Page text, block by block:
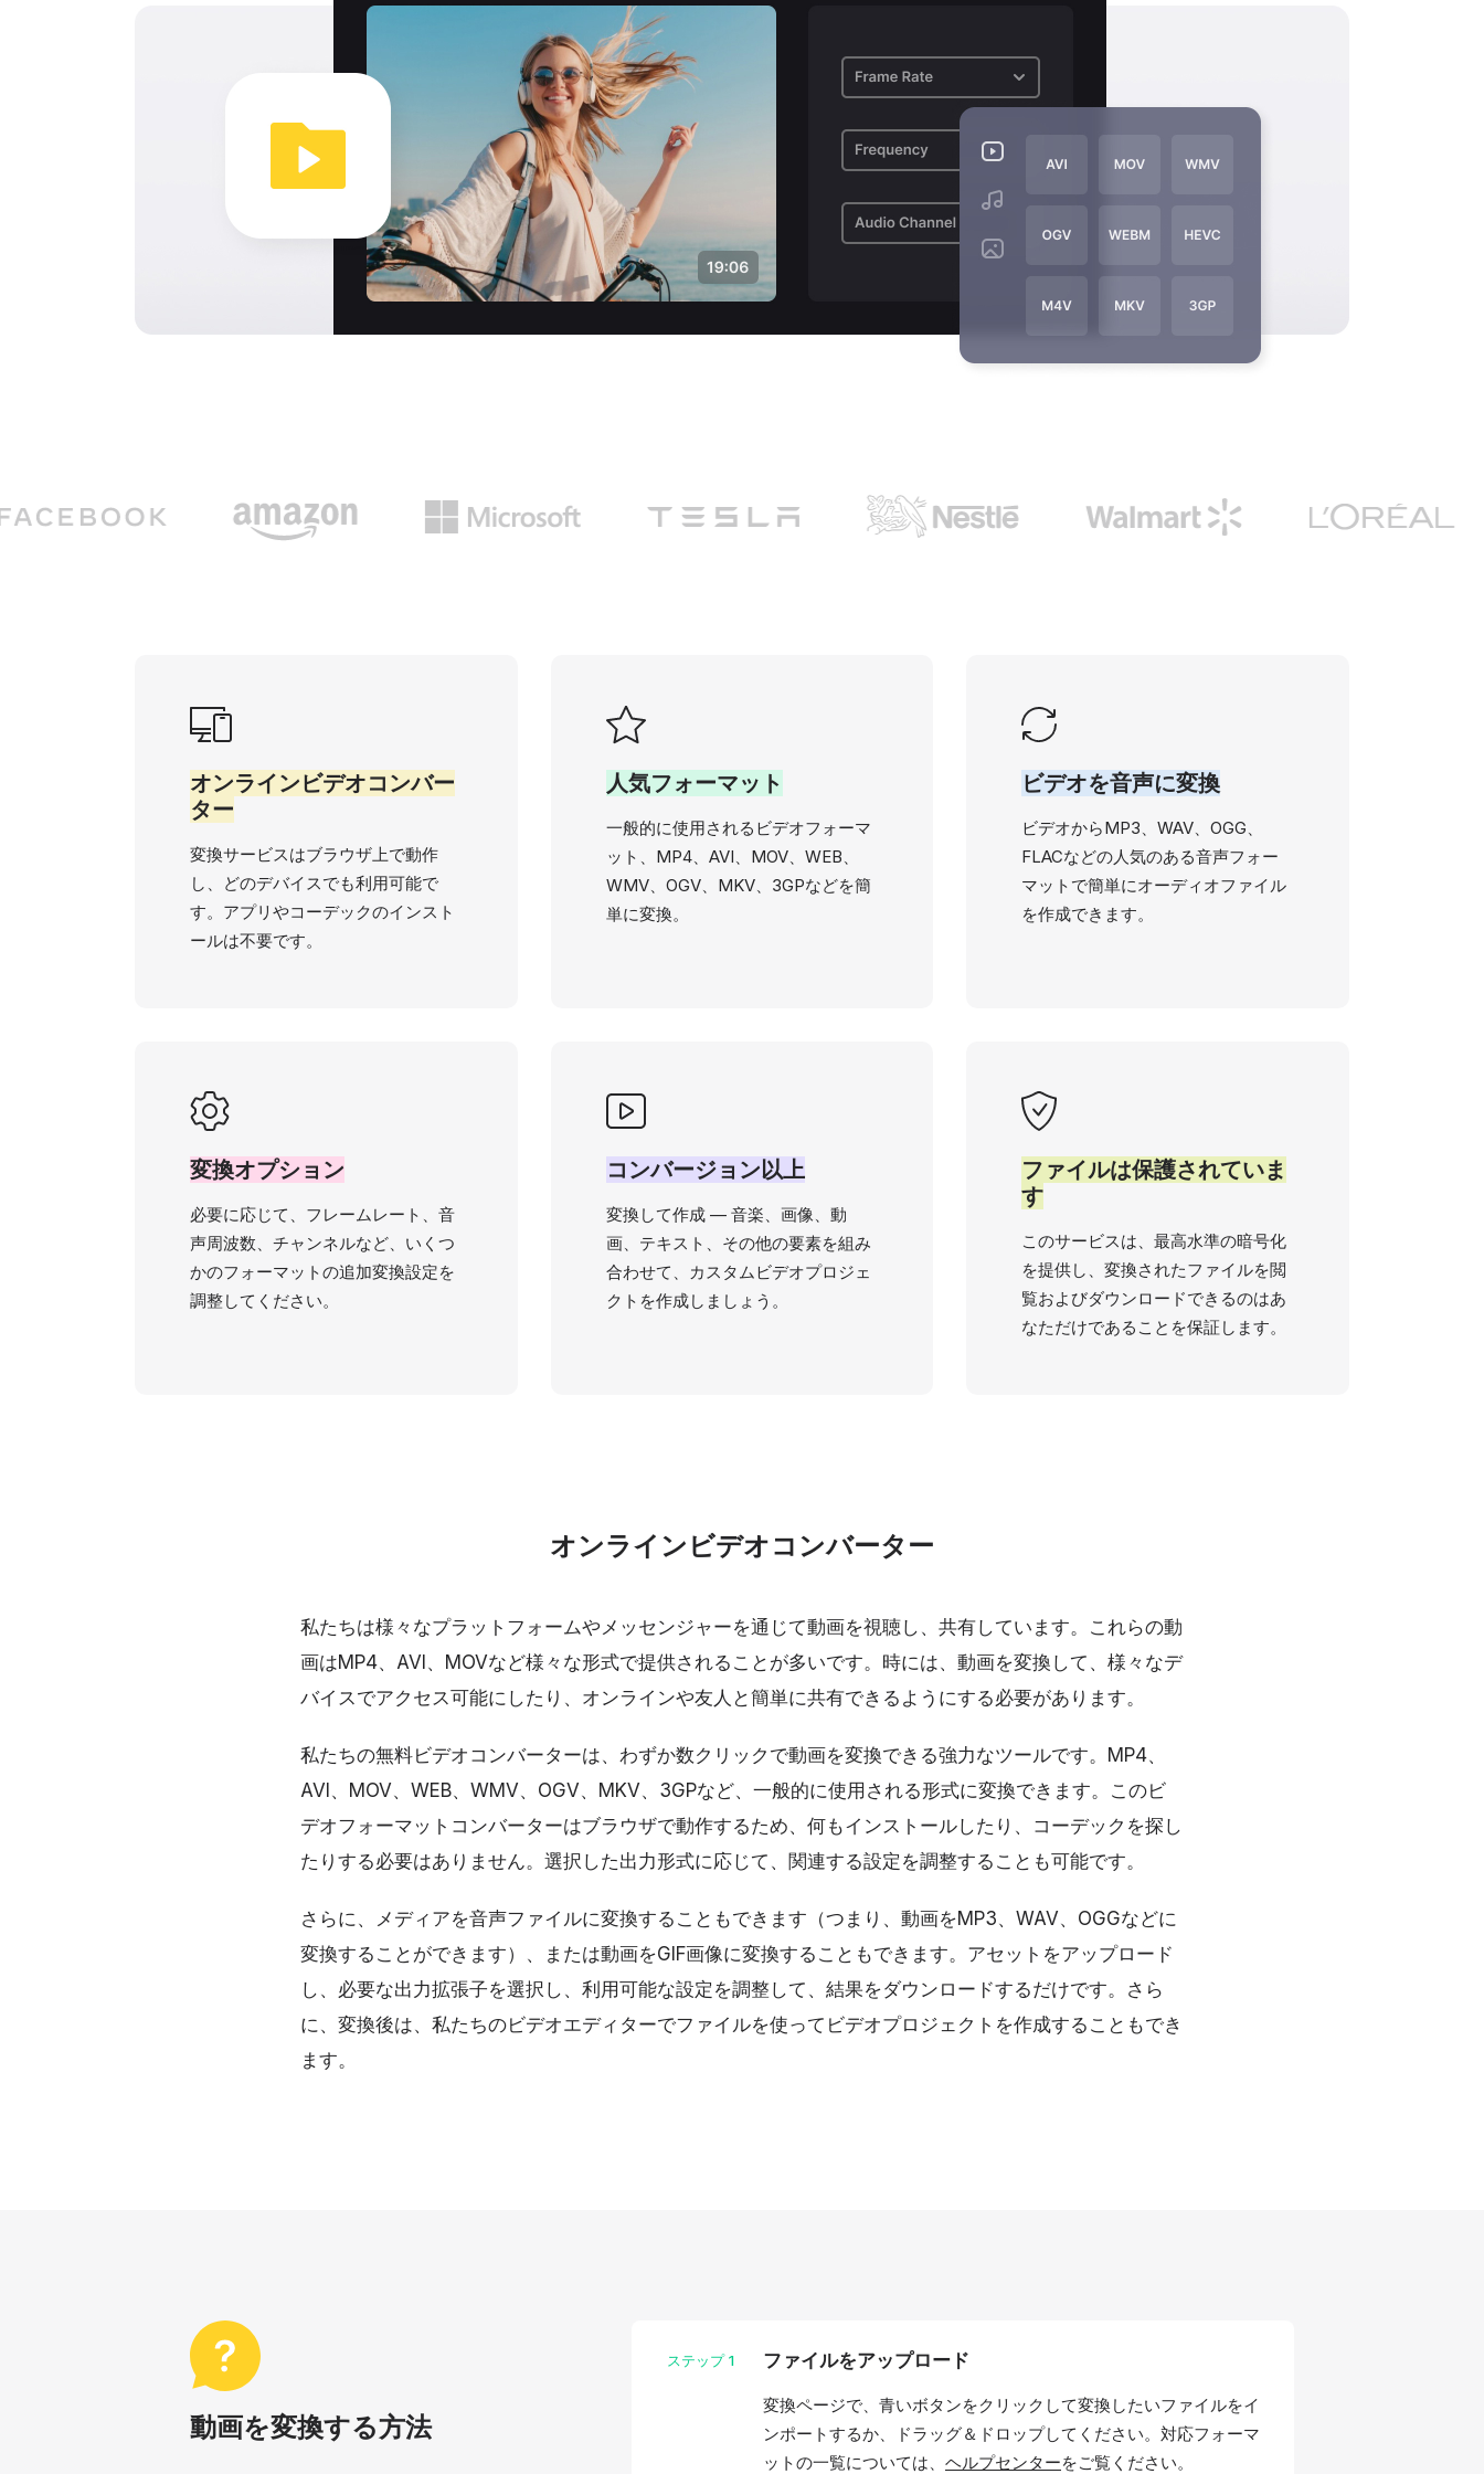
オンラインビデオコンバー
ター
変換サービスはブラウザ上で動作
し、どのデバイスでも利用可能で
す。アプリやコーデックのインスト
ールは不要です。
人気フォーマット
一般的に使用されるビデオフォーマ
ット、MP4、AVI、MOV、WEB、
WMV、OGV、MKV、3GPなどを簡
単に変換。
ビデオを音声に変換
ビデオからMP3、WAV、OGG、
FLACなどの人気のある音声フォー
マットで簡単にオーディオファイル
を作成できます。
変換オプション
必要に応じて、フレームレート、音
声周波数、チャンネルなど、いくつ
かのフォーマットの追加変換設定を
調整してください。
コンバージョン以上
変換して作成 — 音楽、画像、動
画、テキスト、その他の要素を組み
合わせて、カスタムビデオプロジェ
クトを作成しましょう。
ファイルは保護されていま
す
このサービスは、最高水準の暗号化
を提供し、変換されたファイルを閲
覧およびダウンロードできるのはあ
なただけであることを保証します。
オンラインビデオコンバーター
私たちは様々なプラットフォームやメッセンジャーを通じて動画を視聴し、共有しています。これらの動
画はMP4、AVI、MOVなど様々な形式で提供されることが多いです。時には、動画を変換して、様々なデ
バイスでアクセス可能にしたり、オンラインや友人と簡単に共有できるようにする必要があります。
私たちの無料ビデオコンバーターは、わずか数クリックで動画を変換できる強力なツールです。MP4、
AVI、MOV、WEB、WMV、OGV、MKV、3GPなど、一般的に使用される形式に変換できます。このビ
デオフォーマットコンバーターはブラウザで動作するため、何もインストールしたり、コーデックを探し
たりする必要はありません。選択した出力形式に応じて、関連する設定を調整することも可能です。
さらに、メディアを音声ファイルに変換することもできます（つまり、動画をMP3、WAV、OGGなどに
変換することができます）、または動画をGIF画像に変換することもできます。アセットをアップロード
し、必要な出力拡張子を選択し、利用可能な設定を調整して、結果をダウンロードするだけです。さら
に、変換後は、私たちのビデオエディターでファイルを使ってビデオプロジェクトを作成することもでき
ます。
動画を変換する方法
ステップ 1 ファイルをアップロード
変換ページで、青いボタンをクリックして変換したいファイルをイ
ンポートするか、ドラッグ＆ドロップしてください。対応フォーマ
ットの一覧については、 ヘルプセンターをご覧ください。